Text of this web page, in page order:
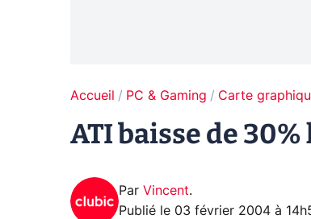
Accueil PC & Gaming Carte
ATI baisse de
Par Vincent.
Publié le 03 février 2004 à